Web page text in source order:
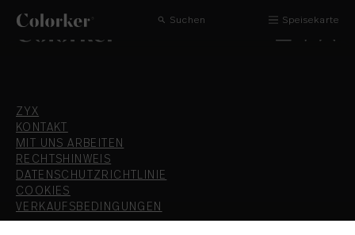
Suchen Speisekarte
ZYX
KONTAKT
MIT UNS ARBEITEN
RECHTSHINWEIS
DATENSCHUTZRICHTLINIE
COOKIES
VERKAUFSBEDINGUNGEN